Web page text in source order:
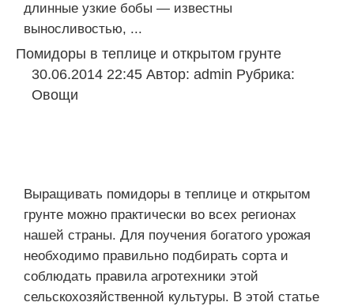
длинные узкие бобы — известны
выносливостью, ...
Помидоры в теплице и открытом грунте
30.06.2014 22:45 Автор: admin Рубрика:
Овощи
Выращивать помидоры в теплице и открытом
грунте можно практически во всех регионах
нашей страны. Для поучения богатого урожая
необходимо правильно подбирать сорта и
соблюдать правила агротехники этой
сельскохозяйственной культуры. В этой статье